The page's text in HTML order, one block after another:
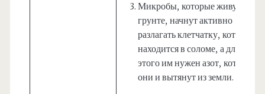
Микробы, которые живут в
грунте, начнут активно
разлагать клетчатку, которая
находится в соломе, а для
этого им нужен азот, который
они и вытянут из земли.